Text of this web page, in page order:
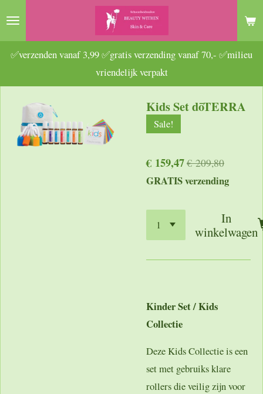
Ga
naar
hoofdinhoud
✅verzenden vanaf 3,99 ✅gratis verzending vanaf 70,- ✅milieu
vriendelijk verpakt
Kids Set dōTERRA
Sale!
€ 159,47€ 209,80
GRATIS verzending
In
winkelwagen
Kinder Set / Kids
Collectie
Deze Kids Collectie is een
set met gebruiks klare
rollers die veilig zijn voor